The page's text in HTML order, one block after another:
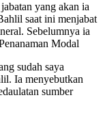
yang akan ia
saat ini menjabat
Sebelumnya ia
Modal
sudah saya
Ia menyebutkan
sumber